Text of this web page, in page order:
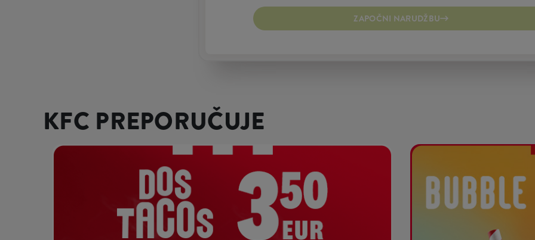
ZAPOČNI NARUDŽBU
KFC PREPORUČUJE